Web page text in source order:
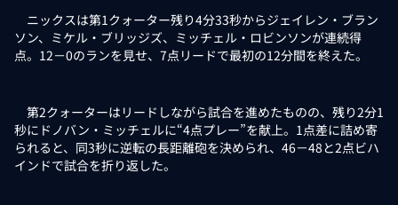
ニックスは第1クォーター残り4分33秒からジェイレン・ブラン
ソン、ミケル・ブリッジズ、ミッチェル・ロビンソンが連続得
点。12－0のランを見せ、7点リードで最初の12分間を終えた。
第2クォーターはリードしながら試合を進めたものの、残り2分1
秒にドノバン・ミッチェルに“4点プレー”を献上。1点差に詰め寄
られると、同3秒に逆転の長距離砲を決められ、46－48と2点ビハ
インドで試合を折り返した。